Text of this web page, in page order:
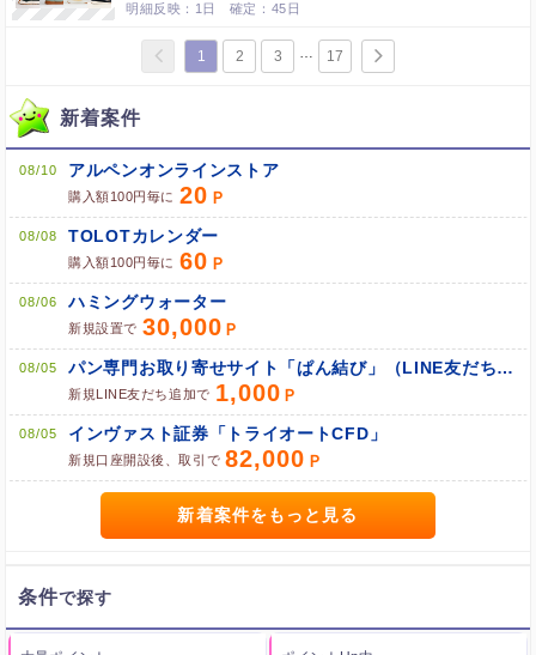
1日 45日
1 2 3 17
新着案件
08/10 アルペンオンラインストア
購入額100円毎に 20
08/08 TOLOTカレンダー
購入額100円毎に 60
08/06 ハミングウォーター
新規設置で 30,000
08/05 パン専門お取り寄せサイト「ぱん結び」（LINE友だち追加）
新規LINE友だち追加で 1,000
08/05 インヴァスト証券「トライオートCFD」
新規口座開設後、取引で 82,000
新着案件をもっと見る
条件